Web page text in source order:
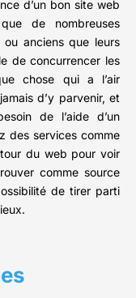
d’un bon site web
de nombreuses
anciens que leurs
de concurrencer les
chose qui a l’air
d’y parvenir, et
de l’aide d’un
des services comme
du web pour voir
comme source
de tirer parti